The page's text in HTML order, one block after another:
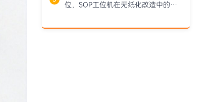
位，SOP工位机在无纸化改造中的部